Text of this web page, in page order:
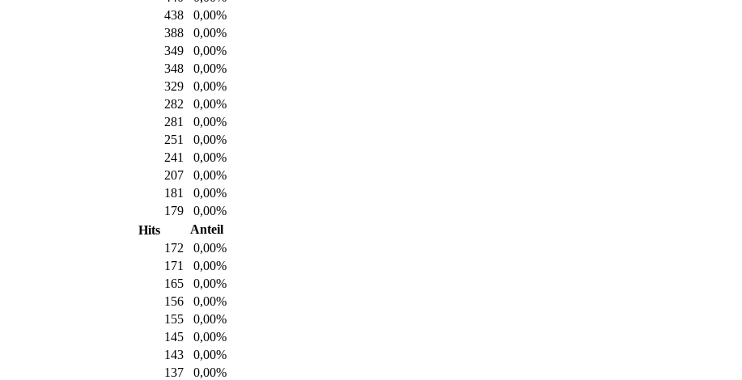
438
0,00%
388
0,00%
349
0,00%
348
0,00%
329
0,00%
282
0,00%
281
0,00%
251
0,00%
241
0,00%
207
0,00%
181
0,00%
179
0,00%
Hits
Anteil
172
0,00%
171
0,00%
165
0,00%
156
0,00%
155
0,00%
145
0,00%
143
0,00%
137
0,00%